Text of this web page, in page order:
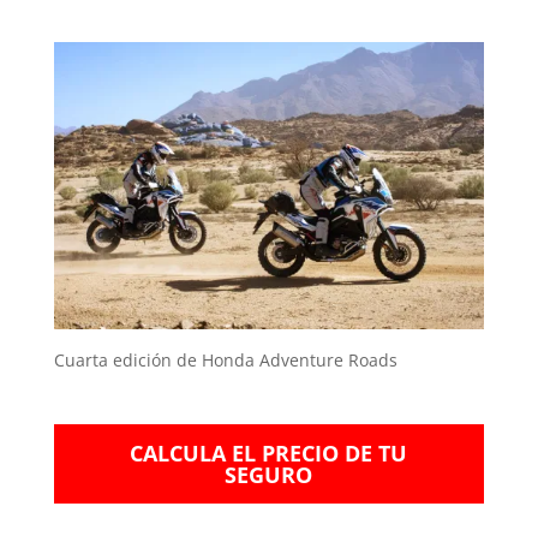
Cuarta edición de Honda Adventure Roads
CALCULA EL PRECIO DE TU
SEGURO